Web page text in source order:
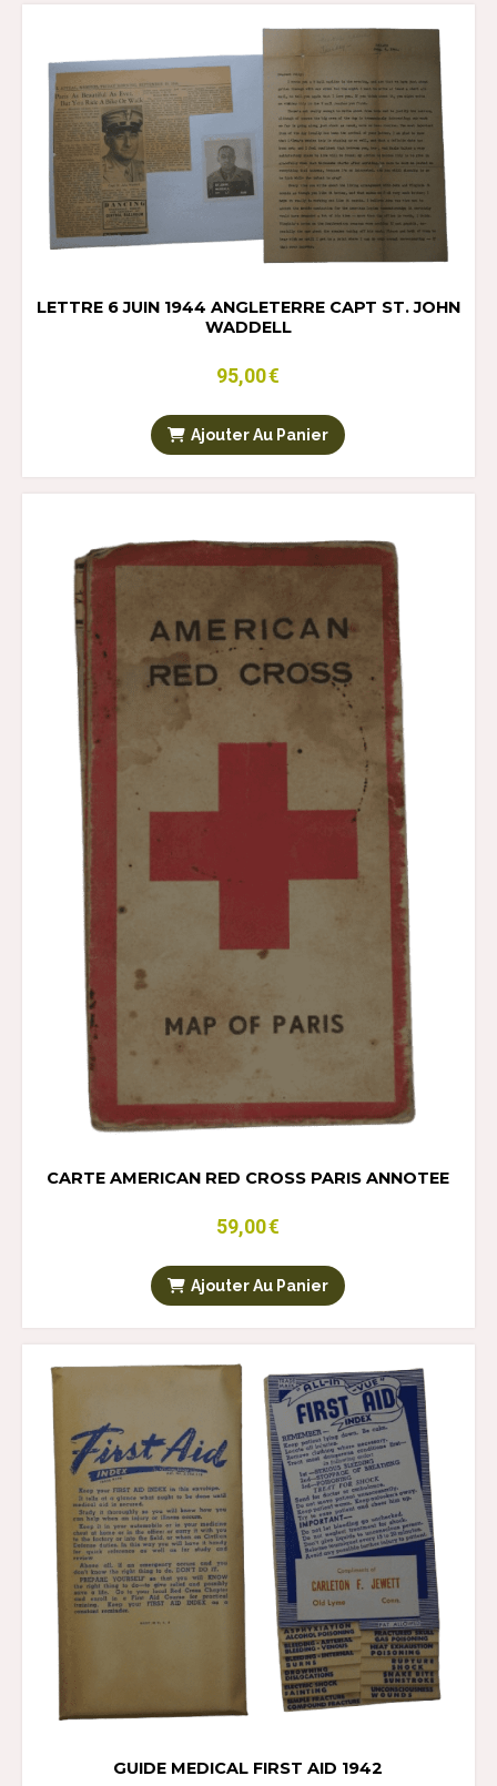
LETTRE 6 JUIN 1944 ANGLETERRE CAPT ST. JOHN
WADDELL
95,00€
Ajouter Au Panier
CARTE AMERICAN RED CROSS PARIS ANNOTEE
59,00€
Ajouter Au Panier
GUIDE MEDICAL FIRST AID 1942